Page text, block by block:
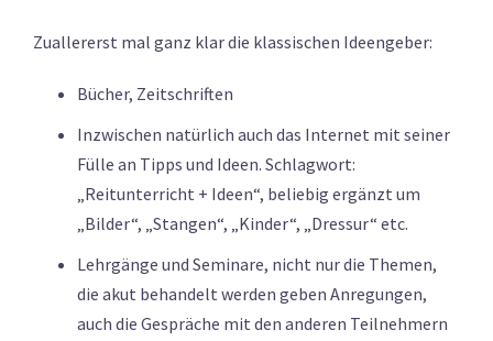
Zuallererst mal ganz klar die klassischen Ideengeber:
Bücher, Zeitschriften
Inzwischen natürlich auch das Internet mit seiner
Fülle an Tipps und Ideen. Schlagwort:
„Reitunterricht + Ideen“, beliebig ergänzt um
„Bilder“, „Stangen“, „Kinder“, „Dressur“ etc.
Lehrgänge und Seminare, nicht nur die Themen,
die akut behandelt werden geben Anregungen,
auch die Gespräche mit den anderen Teilnehmern